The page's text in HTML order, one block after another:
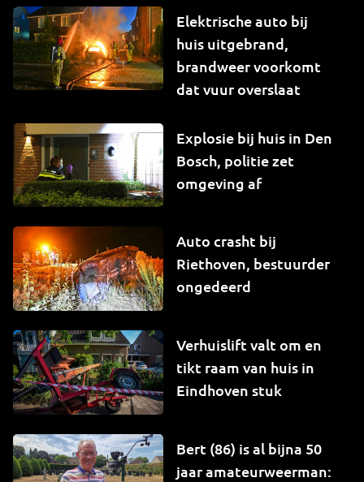
Elektrische auto bij
huis uitgebrand,
brandweer voorkomt
dat vuur overslaat
Explosie bij huis in Den
Bosch, politie zet
omgeving af
Auto crasht bij
Riethoven, bestuurder
ongedeerd
Verhuislift valt om en
tikt raam van huis in
Eindhoven stuk
Bert (86) is al bijna 50
jaar amateurweerman: